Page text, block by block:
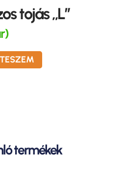
tojás „L”
termékek